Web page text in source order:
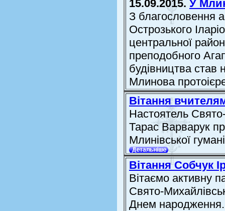
15.09.2015. У
З благословення
Острозького
центральної
преподобного
будівництва став
Млинова
Вітання
Настоятель
Тарас Варварук
Млинівської
Вітання Собчук
Вітаємо активну
Свято-
Днем